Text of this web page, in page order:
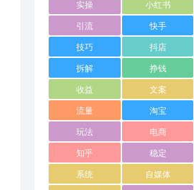
实操 小红书
引流 快手
技巧 抖店
拆解 挣钱
收益 文案
流量 淘宝
玩法 电商
知乎 稳定
系统 自媒体